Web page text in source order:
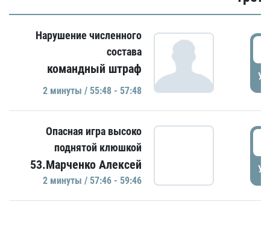
Нарушение численного
состава
командный штраф
2 минуты / 55:48 - 57:48
Опасная игра высоко
поднятой клюшкой
53.Марченко Алексей
2 минуты / 57:46 - 59:46